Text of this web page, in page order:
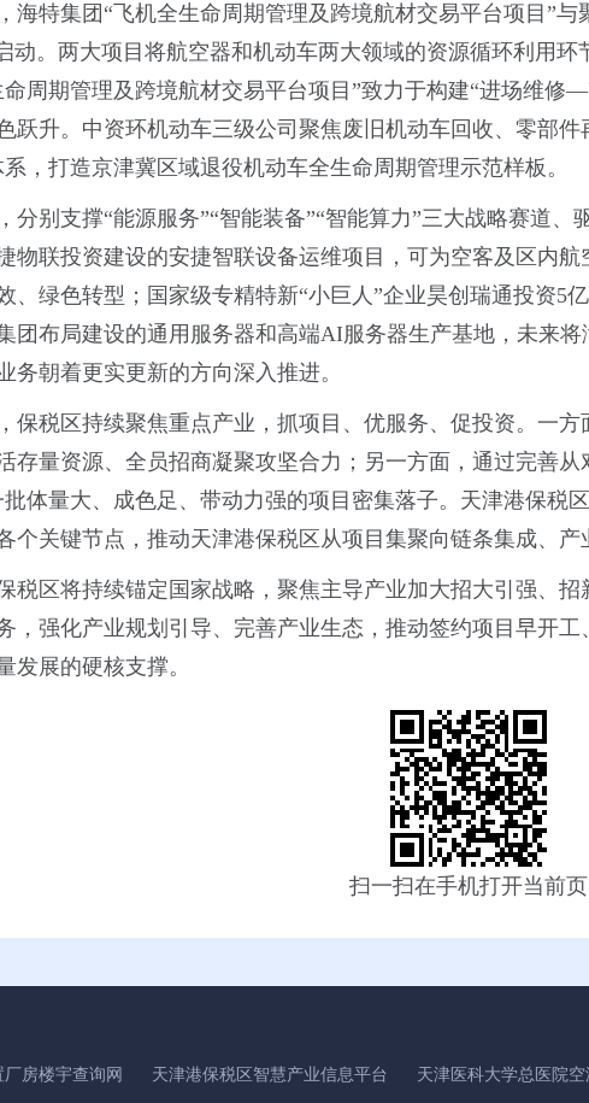
海特集团“飞机全生命周期管理及跨境航材交易平台项目”
动。两大项目将航空器和机动车两大领域的资源循环利用
命周期管理及跨境航材交易平台项目”致力于构建“进场维
跃升。中资环机动车三级公司聚焦废旧机动车回收、零部
，打造京津冀区域退役机动车全生命周期管理示范样板。
分别支撑“能源服务”“智能装备”“智能算力”三大战略赛道
物联投资建设的安捷智联设备运维项目，可为空客及区内
、绿色转型；国家级专精特新“小巨人”企业昊创瑞通投资5
团布局建设的通用服务器和高端AI服务器生产基地，未来
务朝着更实更新的方向深入推进。
保税区持续聚焦重点产业，抓项目、优服务、促投资。一
存量资源、全员招商凝聚攻坚合力；另一方面，通过完善
体量大、成色足、带动力强的项目密集落子。天津港保税
个关键节点，推动天津港保税区从项目集聚向链条集成、产
税区将持续锚定国家战略，聚焦主导产业加大招大引强、
，强化产业规划引导、完善产业生态，推动签约项目早开
发展的硬核支撑。
扫一扫在手机打开当前页
房楼宇查询网 天津港保税区智慧产业信息平台 天津医科大学总医院